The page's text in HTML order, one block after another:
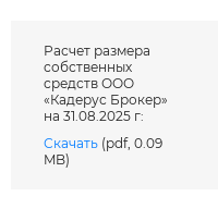
Расчет размера
собственных
средств ООО
«Кадерус Брокер»
на 31.08.2025 г:
Скачать (pdf, 0.09
MB)